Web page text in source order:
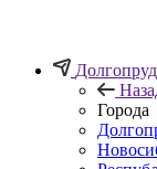
Города